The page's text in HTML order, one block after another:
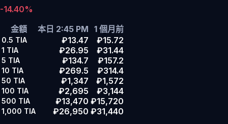
-14.40%
金額
本日 2:45 PM 1 個月前
0.5 TIA ₽13.47 ₽15.72
1 TIA ₽26.95 ₽31.44
5 TIA ₽134.7 ₽157.2
10 TIA ₽269.5 ₽314.4
50 TIA ₽1,347 ₽1,572
100 TIA ₽2,695 ₽3,144
500 TIA ₽13,470 ₽15,720
1,000 TIA ₽26,950 ₽31,440